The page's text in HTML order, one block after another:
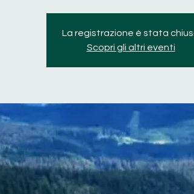
La registrazione è stata
Scopri gli altri eventi